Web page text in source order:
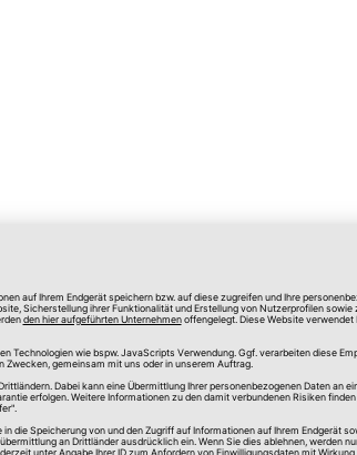
gesetzlicher Mehrwertsteuer, zzgl.